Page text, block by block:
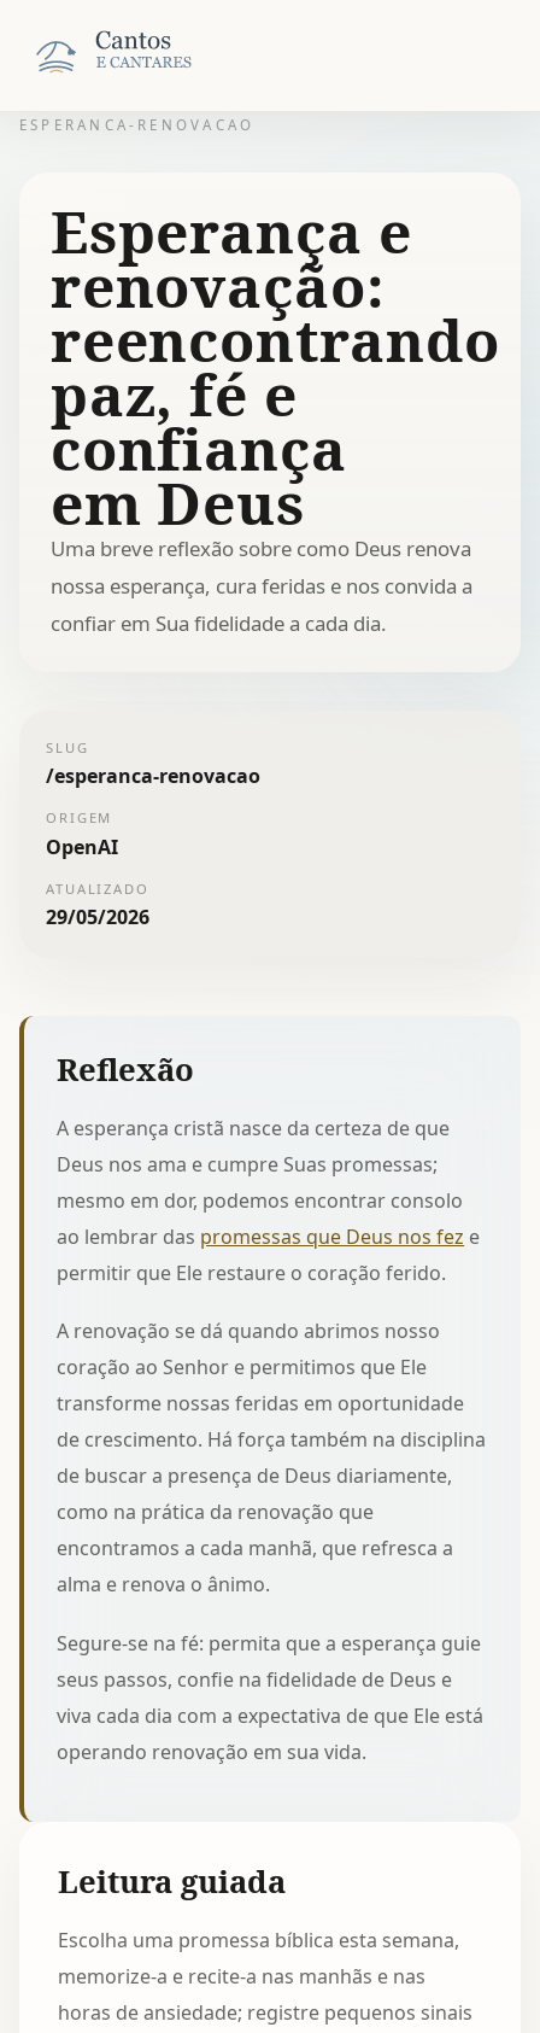
ESPERANCA-RENOVACAO
Esperança e
renovação:
reencontrando
paz, fé e
confiança
em Deus
Uma breve reflexão sobre como Deus renova
nossa esperança, cura feridas e nos convida a
confiar em Sua fidelidade a cada dia.
SLUG
/esperanca-renovacao
ORIGEM
OpenAI
ATUALIZADO
29/05/2026
Reflexão
A esperança cristã nasce da certeza de que
Deus nos ama e cumpre Suas promessas;
mesmo em dor, podemos encontrar consolo
ao lembrar das promessas que Deus nos fez e
permitir que Ele restaure o coração ferido.
A renovação se dá quando abrimos nosso
coração ao Senhor e permitimos que Ele
transforme nossas feridas em oportunidade
de crescimento. Há força também na disciplina
de buscar a presença de Deus diariamente,
como na prática da renovação que
encontramos a cada manhã, que refresca a
alma e renova o ânimo.
Segure-se na fé: permita que a esperança guie
seus passos, confie na fidelidade de Deus e
viva cada dia com a expectativa de que Ele está
operando renovação em sua vida.
Leitura guiada
Escolha uma promessa bíblica esta semana,
memorize-a e recite-a nas manhãs e nas
horas de ansiedade; registre pequenos sinais